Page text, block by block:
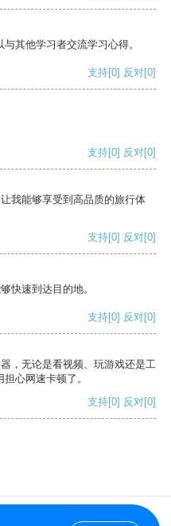
其他学习者交流学习心得。
支持[0] 反对[0]
支持[0] 反对[0]
我能够享受到高品质的旅行体
支持[0] 反对[0]
快速到达目的地。
支持[0] 反对[0]
，无论是看视频、玩游戏还是工
心网速卡顿了。
支持[0] 反对[0]